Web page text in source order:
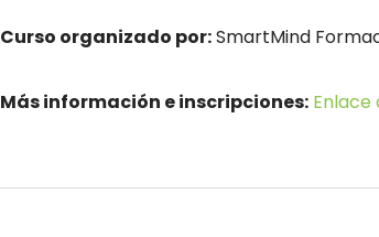
Curso organizado por:SmartMind
Más información e inscripciones: